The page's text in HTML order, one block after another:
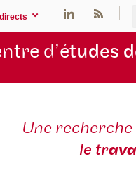
d’études
Une
le tr